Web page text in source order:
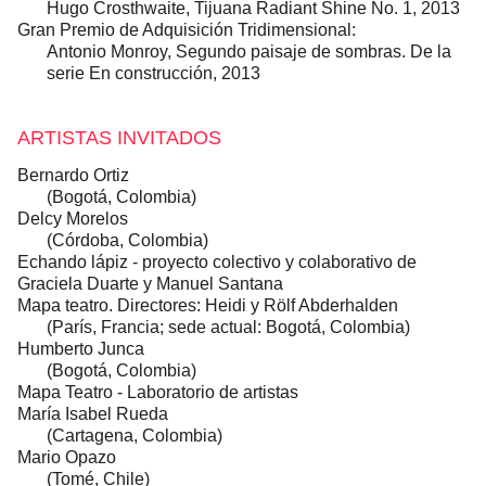
Hugo Crosthwaite, Tijuana Radiant Shine No. 1, 2013
Gran Premio de Adquisición ​Tridimensional:
Antonio Monroy, Segundo paisaje de sombras. De la
serie En construcción, 2013
ARTISTAS INVITADOS
Bernardo Ortiz
(Bogotá, Colombia)
Delcy Morelos
(Córdoba, Colombia)
Echando lápiz - proyecto colectivo y colaborativo de
Graciela Duarte y Manuel Santana
Mapa teatro. Directores: Heidi y Rölf Abderhalden
(París, Francia; sede actual: Bogotá, Colombia)
Humberto Junca
(Bogotá, Colombia)
Mapa Teatro - Laboratorio de artistas
María Isabel Rueda
(Cartagena, Colombia)
Mario Opazo
(Tomé, Chile)